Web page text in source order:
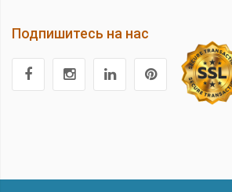
Подпишитесь на нас